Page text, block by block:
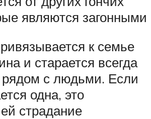
являются загонными
к семье
и старается всегда
рядом с людьми. Если
одна, это
страдание